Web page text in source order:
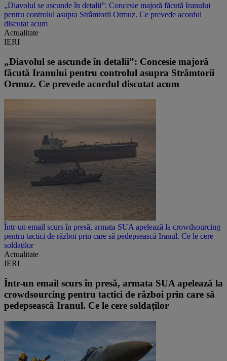
„Diavolul se ascunde în detalii”: Concesie majoră făcută Iranului
pentru controlul asupra Strâmtorii Ormuz. Ce prevede acordul
discutat acum
Actualitate
IERI
„Diavolul se ascunde în detalii”: Concesie majoră
făcută Iranului pentru controlul asupra Strâmtorii
Ormuz. Ce prevede acordul discutat acum
Într-un email scurs în presă, armata SUA apelează la crowdsourcing
pentru tactici de război prin care să pedepsească Iranul. Ce le cere
soldaților
Actualitate
IERI
Într-un email scurs în presă, armata SUA apelează la
crowdsourcing pentru tactici de război prin care să
pedepsească Iranul. Ce le cere soldaților